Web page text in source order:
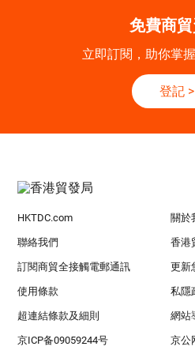
免費商
立即訂閱，助你掌
登記 >
HKTDC.com 關於
聯絡我們 香港
訂閱商貿全接觸電郵通訊 更新
使用條款 私隱
超連結條款及細則 網站
京ICP备09059244号 京公